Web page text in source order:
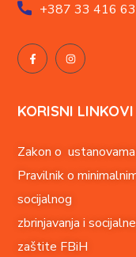
+38733 416
KORISNI LINKOVI
Zakon o
Pravilnik o
socijalnog
zbrinjavanja i
zaštite FBiH